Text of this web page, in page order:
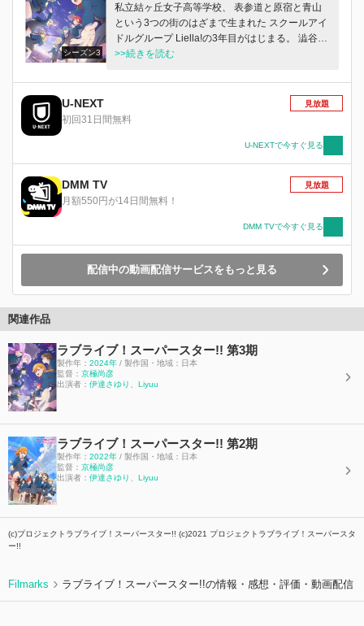
シーズン3
私立結ヶ丘女子高等学校、 表参道と原宿と青山
という3つの街のはざまで生まれた スクールアイ
ドルグループ Liella!の3年目がはじまる。 澁谷か
のんたち1期生にとっては、高校生活最後の1年。
木道も、全てが思い出に変わる前に。 「約束を
しよう――。」 5人で踏み出し、9人で夢を叶え
て、11人で結ばれる「みんなで叶える物語(スク
>>続きを読む
U-NEXT
初回31日間無料
見放題
U-NEXTで今すぐ見る
DMM TV
月額550円が14日間無料！
見放題
DMM TVで今すぐ見る
配信中の動画配信サービスをもっと見る
関連作品
ラブライブ！スーパースター!! 第3期
製作年： 2024年 / 製作国・地域：日本
監督： 京極尚彦
出演者： 伊達さゆり Liyuu
ラブライブ！スーパースター!! 第2期
製作年： 2022年 / 製作国・地域：日本
監督： 京極尚彦
出演者： 伊達さゆり Liyuu
(c)プロジェクトラブライブ！スーパースター!! (c)2021 プロジェクトラブライブ！スーパースタ
ー!!
Filmarks ラブライブ！スーパースター!!の情報・感想・評価・動画配信